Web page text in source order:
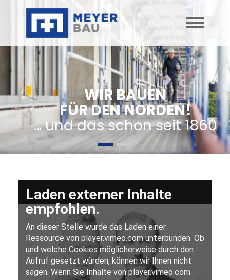
WIR BAUEN
FÜR DEN NORDEN!
… und das schon seit 1860